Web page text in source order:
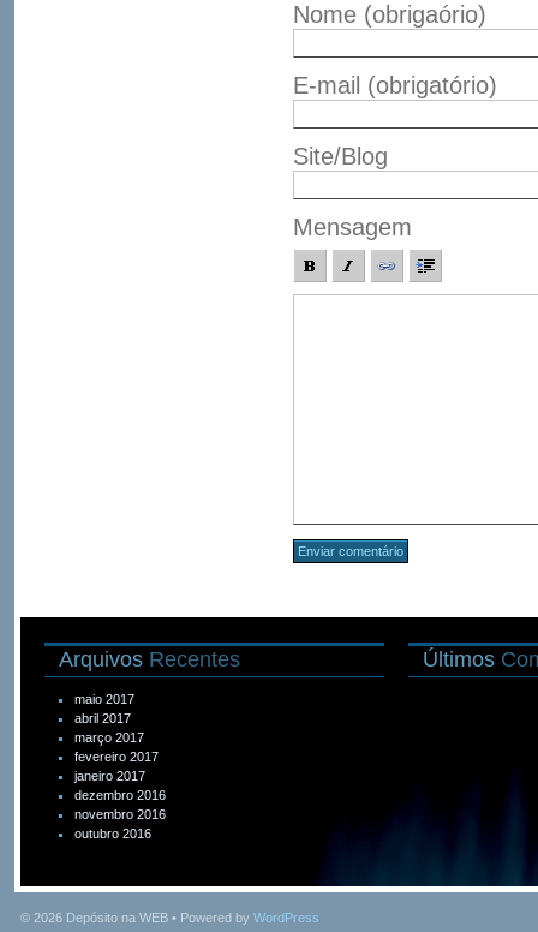
Nome (obrigaório)
E-mail (obrigatório)
Site/Blog
Mensagem
Arquivos Recentes
maio 2017
abril 2017
março 2017
fevereiro 2017
janeiro 2017
dezembro 2016
novembro 2016
outubro 2016
Últimos
© 2026 Depósito na WEB • Powered by WordPress